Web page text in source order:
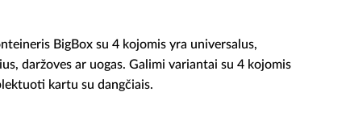
BigBox su 4 kojomis yra universalus,
daržoves ar uogas. Galimi variantai su 4 kojomis
kartu su dangčiais.